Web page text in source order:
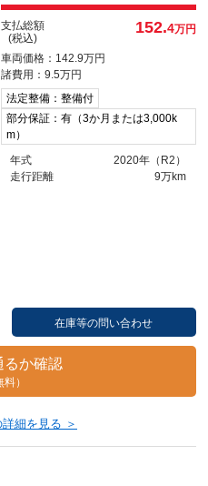
支払総額
(税込)
152.4万円
車両価格：142.9万円
諸費用：9.5万円
法定整備：整備付
部分保証：有（3か月または3,000k
m）
年式
2020年（R2）
走行距離
9万km
在庫等の問い合わせ
るか確認
料）
細を見る ＞